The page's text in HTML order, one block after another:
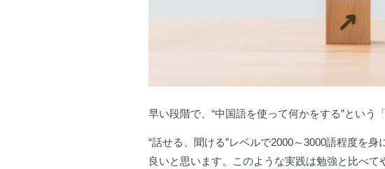
早い段階で、“中国語を使って何かをする”という
“話せる、聞ける”レベルで2000～3000語程度を
良いと思います。このような実践は勉強と比べ